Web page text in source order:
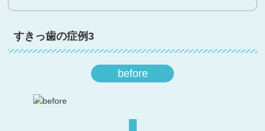
すきっ歯の症例3
before